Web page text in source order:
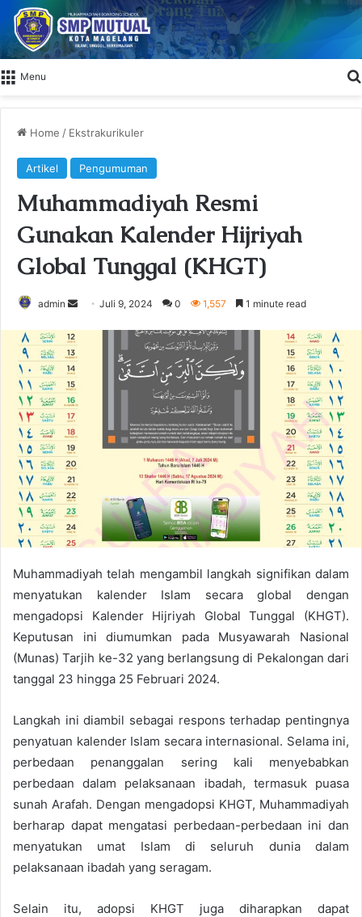
Menu
Home / Ekstrakurikuler
Artikel Pengumuman
Muhammadiyah Resmi
Gunakan Kalender Hijriyah
Global Tunggal (KHGT)
admin Juli 9, 2024 0 1,557 1 minute read
Muhammadiyah telah mengambil langkah signifikan dalam
menyatukan kalender Islam secara global dengan
mengadopsi Kalender Hijriyah Global Tunggal (KHGT).
Keputusan ini diumumkan pada Musyawarah Nasional
(Munas) Tarjih ke-32 yang berlangsung di Pekalongan dari
tanggal 23 hingga 25 Februari 2024.
Langkah ini diambil sebagai respons terhadap pentingnya
penyatuan kalender Islam secara internasional. Selama ini,
perbedaan penanggalan sering kali menyebabkan
perbedaan dalam pelaksanaan ibadah, termasuk puasa
sunah Arafah. Dengan mengadopsi KHGT, Muhammadiyah
berharap dapat mengatasi perbedaan-perbedaan ini dan
menyatukan umat Islam di seluruh dunia dalam
pelaksanaan ibadah yang seragam.
Selain itu, adopsi KHGT juga diharapkan dapat